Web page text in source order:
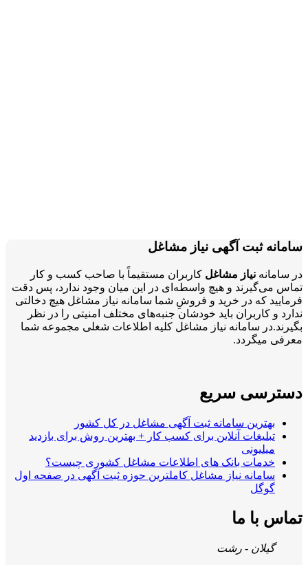
سامانه ثبت آگهی نیاز مشاغل
در سامانه نیاز مشاغلکاربران مستقیماً با صاحب کسب و کار
تماس می‌گیرند و هیچ واسطه‌ای در این میان وجود ندارد، پس دقت
فرمایید که در خرید و فروشِ شما سامانه نیاز مشاغل هیچ دخالتی
ندارد و کاربران باید خودشان جنبه‌های مختلف امنیتی را در نظر
بگیرند.در سامانه نیاز مشاغل کلیه اطلاعات شغلی مجموعه شما
معرفی میگردد.
دسترسی سریع
بهترین سامانه ثبت آگهی مشاغل در کل کشور
تبلیغات آنلاین برای کسب کار + بهترین روش برای بازدید
میلیونی
خدمات بانک های اطلاعات مشاغل کشوری چیست؟
سامانه نیاز مشاغل کاملترین حوزه ثبت آگهی در صفحه اول
گوگل
تماس با ما
گیلان - رشت